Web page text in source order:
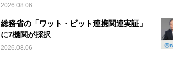
2026.08.06
総務省の「ワット・ビット連携関連実証」
に7機関が採択
2026.08.06